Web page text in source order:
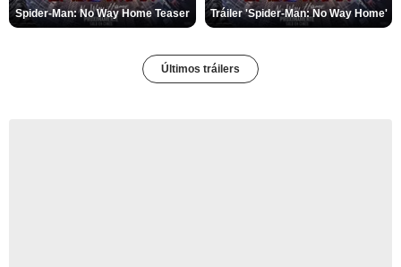
Spider-Man: No Way Home Teaser Tráiler 'Spider-Man: No Way Home'
Últimos tráilers